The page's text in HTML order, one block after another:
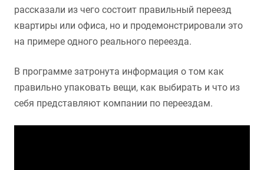
рассказали из чего состоит правильный переезд
квартиры или офиса, но и продемонстрировали это
на примере одного реального переезда.
В программе затронута информация о том как
правильно упаковать вещи, как выбирать и что из
себя представляют компании по переездам.